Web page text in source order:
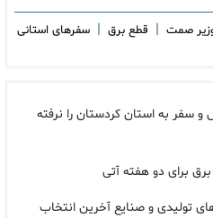
صمت | قطع برق | سفرهای استانی
سفر به استان کردستان را نرفته
برای دو هفته آتی
تولیدی و صنایع آخرین انتخاب